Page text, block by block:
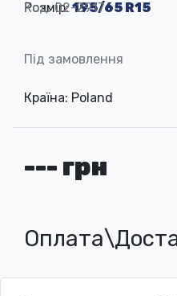
Розмір:195/65 R15
Код: 02-2917
Під замовлення
Країна: Poland
--- грн